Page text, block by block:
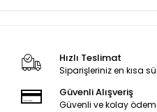
Hızlı Teslimat
Siparişleriniz en kısa
Güvenli Alışveriş
Güvenli ve kolay